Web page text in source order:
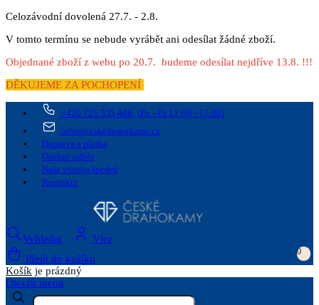
Celozávodní dovolená 27.7. - 2.8.
V tomto termínu se nebude vyrábět ani odesílat žádné zboží.
Objednané zboží z webu po 20.7. budeme odesílat nejdříve 13.8. !!!
DĚKUJEME ZA POCHOPENÍ
+420 725 535 406 (Po - Pá 11:00 - 17:00)
info@ceskedrahokamy.cz
Doprava a platba
Osobní odběr
Naše výroba šperků
Kontakty
Vyhledat
Více
Přejít do košíku
0
Košík je prázdný
Otevřít menu